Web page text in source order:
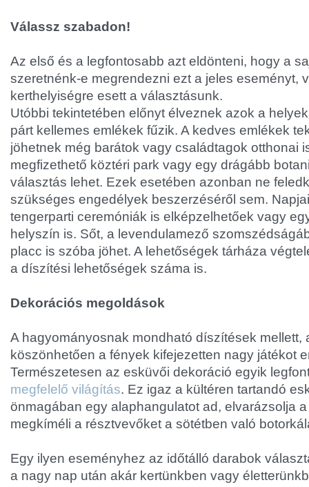
Válassz szabadon!
Az első és a legfontosabb azt eldönteni, hogy a
szeretnénk-e megrendezni ezt a jeles eseményt,
kerthelyiségre esett a választásunk.
Utóbbi tekintetében előnyt élveznek azok a
párt kellemes emlékek fűzik. A kedves emlékek
jöhetnek még barátok vagy családtagok otthonai
megfizethető köztéri park vagy egy drágább
választás lehet. Ezek esetében azonban ne
szükséges engedélyek beszerzéséről sem.
tengerparti ceremóniák is elképzelhetőek vagy
helyszín is. Sőt, a levendulamező
placc is szóba jöhet. A lehetőségek tárháza
a díszítési lehetőségek száma is.
Dekorációs megoldások
A hagyományosnak mondható díszítések mellett,
köszönhetően a fények kifejezetten nagy játékot
Természetesen az esküvői dekoráció egyik
megfelelő világítás. Ez igaz a kültéren tartandó
önmagában egy alaphangulatot ad, elvarázsolja
megkíméli a résztvevőket a sötétben való
Egy ilyen eseményhez az időtálló darabok
a nagy nap után akár kertünkben vagy